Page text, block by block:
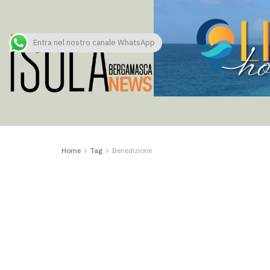
Home Tag Benedizione
Entra nel nostro canale WhatsApp